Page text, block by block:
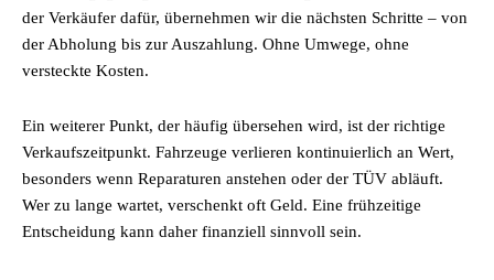
der Verkäufer dafür, übernehmen wir die nächsten Schritte – von
der Abholung bis zur Auszahlung. Ohne Umwege, ohne
versteckte Kosten.
Ein weiterer Punkt, der häufig übersehen wird, ist der richtige
Verkaufszeitpunkt. Fahrzeuge verlieren kontinuierlich an Wert,
besonders wenn Reparaturen anstehen oder der TÜV abläuft.
Wer zu lange wartet, verschenkt oft Geld. Eine frühzeitige
Entscheidung kann daher finanziell sinnvoll sein.